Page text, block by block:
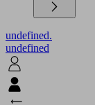
undefined.
undefined